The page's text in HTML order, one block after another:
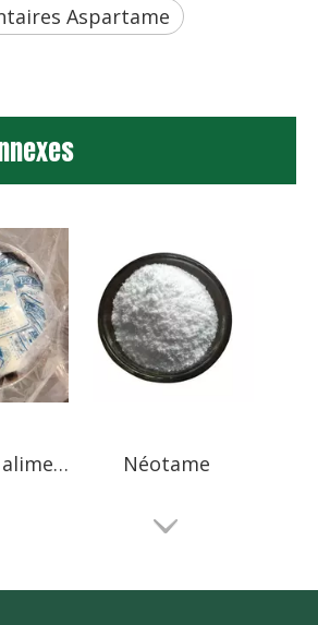
Aspartame
Édulcorant alimentaire à base de saccharine sodique Néotame